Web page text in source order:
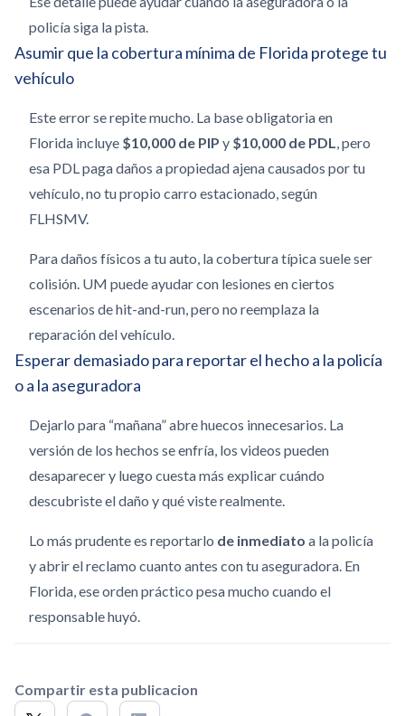
policía siga la pista.
Asumir que la cobertura mínima de Florida protege tu
vehículo
Este error se repite mucho. La base obligatoria en
Florida incluye $10,000 de PIP y $10,000 de PDL
, pero
esa PDL paga daños a propiedad ajena causados por tu
vehículo, no tu propio carro estacionado, según
FLHSMV.
Para daños físicos a tu auto, la cobertura típica suele ser
colisión. UM puede ayudar con lesiones en ciertos
escenarios de hit-and-run, pero no reemplaza la
reparación del vehículo.
Esperar demasiado para reportar el hecho a la policía
o a la aseguradora
Dejarlo para “mañana” abre huecos innecesarios. La
versión de los hechos se enfría, los videos pueden
desaparecer y luego cuesta más explicar cuándo
descubriste el daño y qué viste realmente.
Lo más prudente es reportarlo de inmediato a la policía
y abrir el reclamo cuanto antes con tu aseguradora. En
Florida, ese orden práctico pesa mucho cuando el
responsable huyó.
Compartir esta publicacion